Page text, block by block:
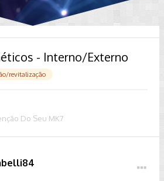
- Interno/Externo
revitalização
Do Seu MK7